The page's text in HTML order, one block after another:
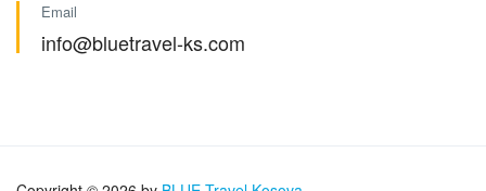
Email
info@bluetravel-ks.com